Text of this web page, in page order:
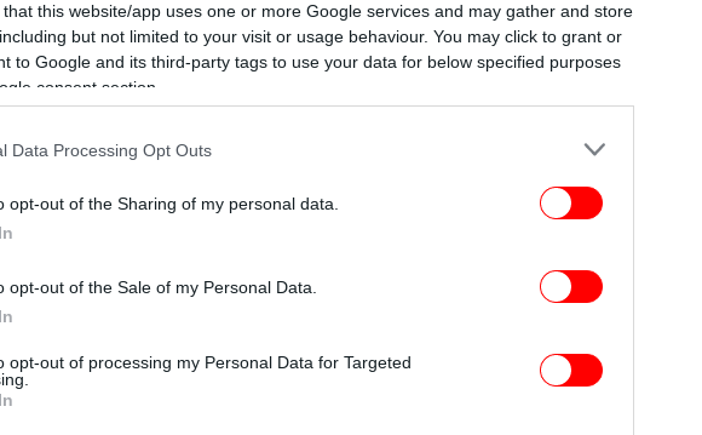
that this website/app uses one or more Google services and may gather and store
but not limited to your visit or usage behaviour. You may click to grant or
to Google and its third-party tags to use your data for below specified purposes
consent section.
Data Processing Opt Outs
opt-out of the Sharing of my personal data.
opt-out of the Sale of my Personal Data.
opt-out of processing my Personal Data for Targeted
ΕΛΛΑΔΑ 16/03/2026 09:49
Ταξί: Πανελλαδική απεργία
διαρκείας από την Τρίτη 17/3
Με απεργία διαρκείας των οδηγών
Λυμπερόπουλος -Πορεία προς το